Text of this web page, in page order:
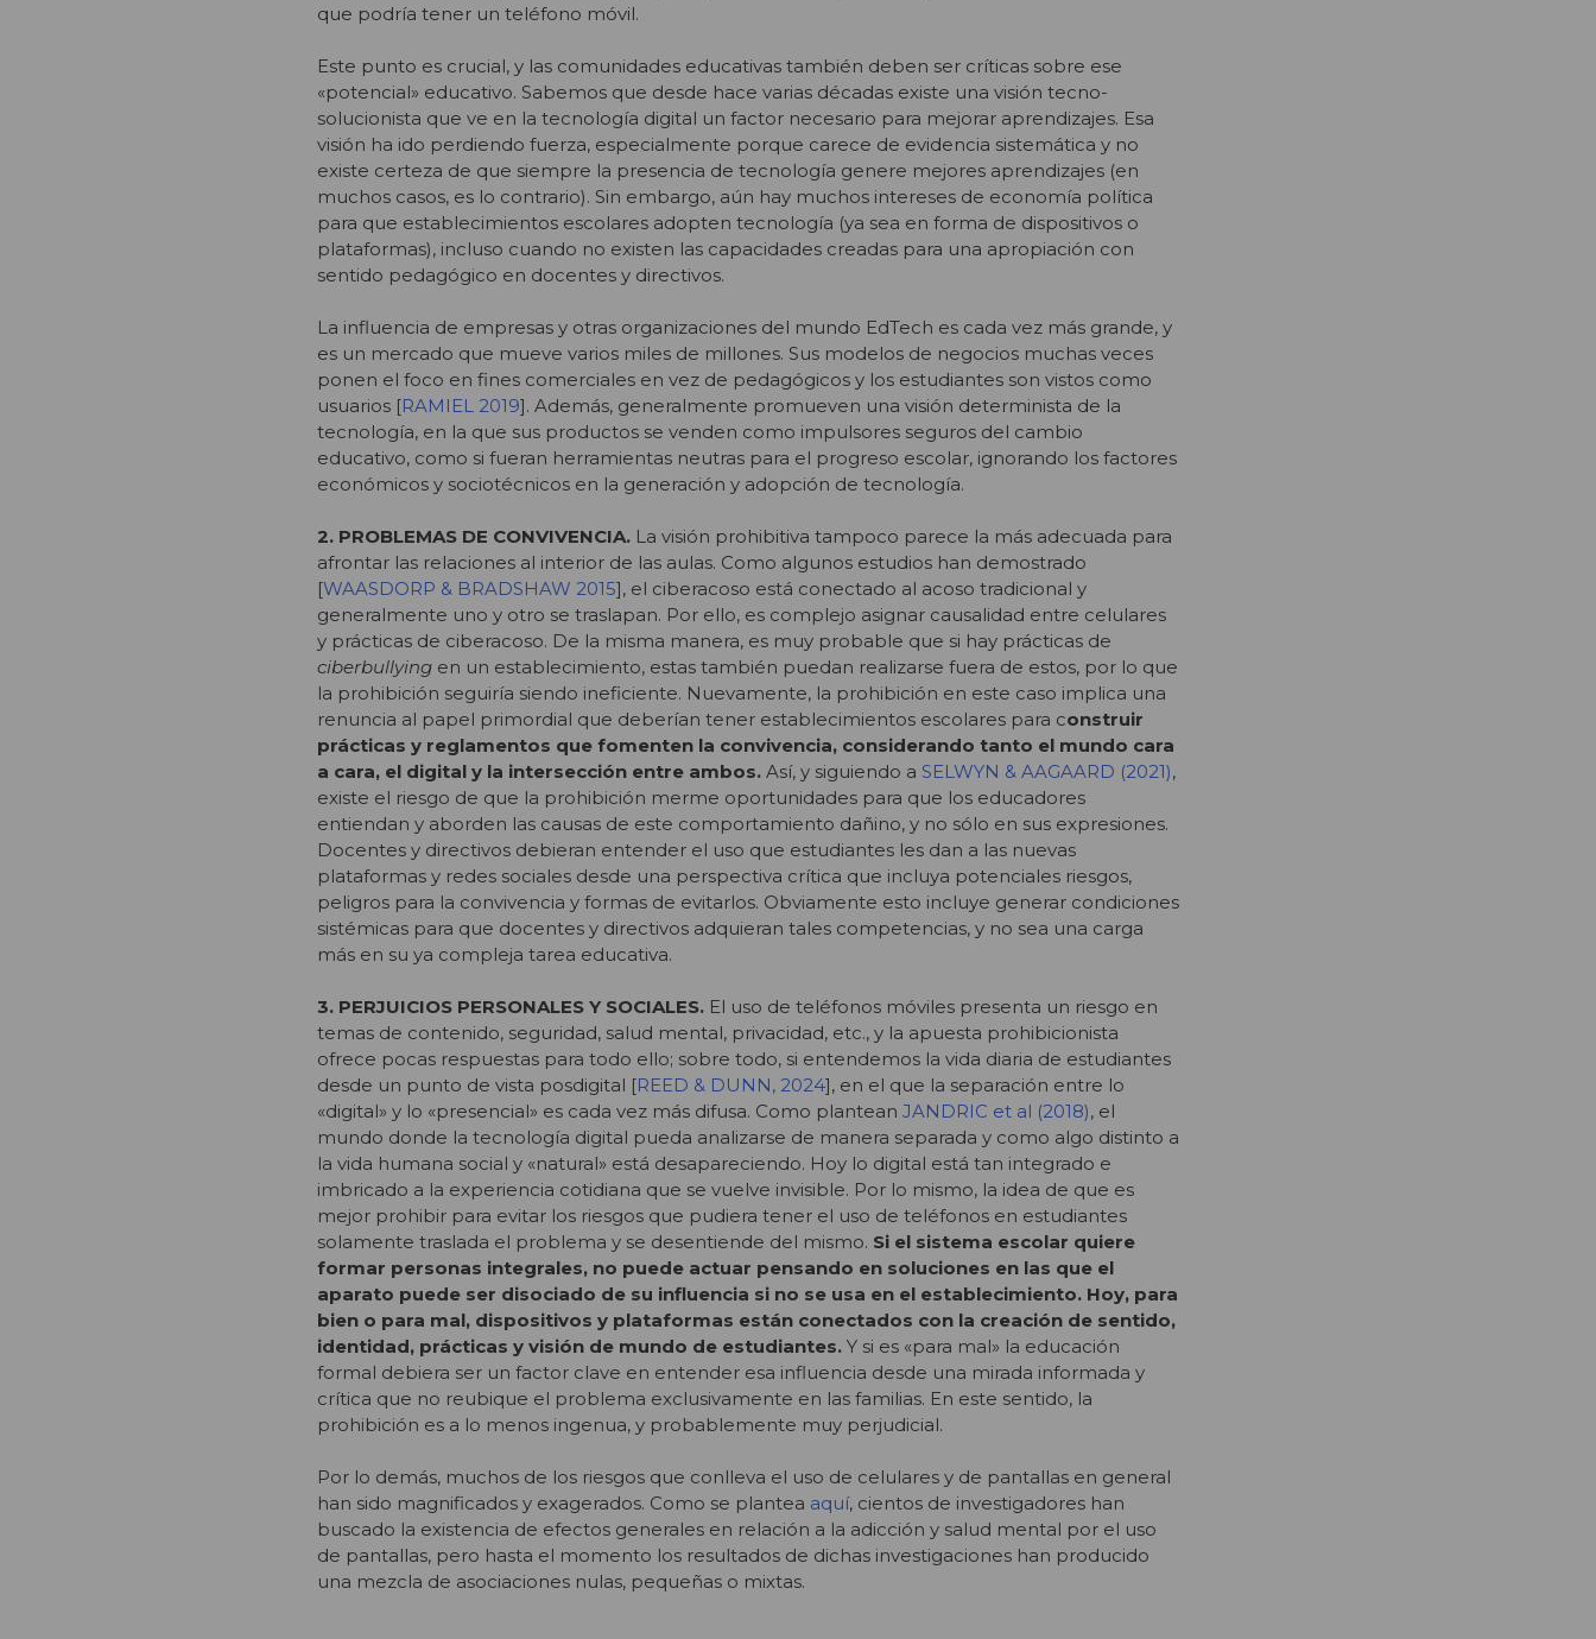
que podría tener un teléfono móvil.
Este punto es crucial, y las comunidades educativas también deben ser críticas sobre ese
«potencial» educativo. Sabemos que desde hace varias décadas existe una visión tecno-
solucionista que ve en la tecnología digital un factor necesario para mejorar aprendizajes. Esa
visión ha ido perdiendo fuerza, especialmente porque carece de evidencia sistemática y no
existe certeza de que siempre la presencia de tecnología genere mejores aprendizajes (en
muchos casos, es lo contrario). Sin embargo, aún hay muchos intereses de economía política
para que establecimientos escolares adopten tecnología (ya sea en forma de dispositivos o
plataformas), incluso cuando no existen las capacidades creadas para una apropiación con
sentido pedagógico en docentes y directivos.
La influencia de empresas y otras organizaciones del mundo EdTech es cada vez más grande, y
es un mercado que mueve varios miles de millones. Sus modelos de negocios muchas veces
ponen el foco en fines comerciales en vez de pedagógicos y los estudiantes son vistos como
usuarios [RAMIEL 2019]. Además, generalmente promueven una visión determinista de la
tecnología, en la que sus productos se venden como impulsores seguros del cambio
educativo, como si fueran herramientas neutras para el progreso escolar, ignorando los factores
económicos y sociotécnicos en la generación y adopción de tecnología.
2. PROBLEMAS DE CONVIVENCIA. La visión prohibitiva tampoco parece la más adecuada para
afrontar las relaciones al interior de las aulas. Como algunos estudios han demostrado
[WAASDORP & BRADSHAW 2015], el ciberacoso está conectado al acoso tradicional y
generalmente uno y otro se traslapan. Por ello, es complejo asignar causalidad entre celulares
y prácticas de ciberacoso. De la misma manera, es muy probable que si hay prácticas de
ciberbullying en un establecimiento, estas también puedan realizarse fuera de estos, por lo que
la prohibición seguiría siendo ineficiente. Nuevamente, la prohibición en este caso implica una
renuncia al papel primordial que deberían tener establecimientos escolares para construir
prácticas y reglamentos que fomenten la convivencia, considerando tanto el mundo cara
a cara, el digital y la intersección entre ambos. Así, y siguiendo a SELWYN & AAGAARD (2021),
existe el riesgo de que la prohibición merme oportunidades para que los educadores
entiendan y aborden las causas de este comportamiento dañino, y no sólo en sus expresiones.
Docentes y directivos debieran entender el uso que estudiantes les dan a las nuevas
plataformas y redes sociales desde una perspectiva crítica que incluya potenciales riesgos,
peligros para la convivencia y formas de evitarlos. Obviamente esto incluye generar condiciones
sistémicas para que docentes y directivos adquieran tales competencias, y no sea una carga
más en su ya compleja tarea educativa.
3. PERJUICIOS PERSONALES Y SOCIALES. El uso de teléfonos móviles presenta un riesgo en
temas de contenido, seguridad, salud mental, privacidad, etc., y la apuesta prohibicionista
ofrece pocas respuestas para todo ello; sobre todo, si entendemos la vida diaria de estudiantes
desde un punto de vista posdigital [REED & DUNN, 2024], en el que la separación entre lo
«digital» y lo «presencial» es cada vez más difusa. Como plantean JANDRIC et al (2018), el
mundo donde la tecnología digital pueda analizarse de manera separada y como algo distinto a
la vida humana social y «natural» está desapareciendo. Hoy lo digital está tan integrado e
imbricado a la experiencia cotidiana que se vuelve invisible. Por lo mismo, la idea de que es
mejor prohibir para evitar los riesgos que pudiera tener el uso de teléfonos en estudiantes
solamente traslada el problema y se desentiende del mismo. Si el sistema escolar quiere
formar personas integrales, no puede actuar pensando en soluciones en las que el
aparato puede ser disociado de su influencia si no se usa en el establecimiento. Hoy, para
bien o para mal, dispositivos y plataformas están conectados con la creación de sentido,
identidad, prácticas y visión de mundo de estudiantes. Y si es «para mal» la educación
formal debiera ser un factor clave en entender esa influencia desde una mirada informada y
crítica que no reubique el problema exclusivamente en las familias. En este sentido, la
prohibición es a lo menos ingenua, y probablemente muy perjudicial.
Por lo demás, muchos de los riesgos que conlleva el uso de celulares y de pantallas en general
han sido magnificados y exagerados. Como se plantea aquí, cientos de investigadores han
buscado la existencia de efectos generales en relación a la adicción y salud mental por el uso
de pantallas, pero hasta el momento los resultados de dichas investigaciones han producido
una mezcla de asociaciones nulas, pequeñas o mixtas.